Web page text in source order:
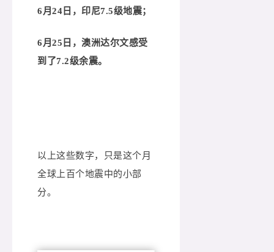
6月24日，印尼7.5级地震；
6月25日，澳洲达尔文感受
到了7.2级余震。
以上这些数字，只是这个月
全球上百个地震中的小部
分。